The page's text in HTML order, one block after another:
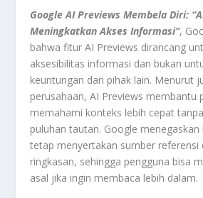
Google AI Previews Membela Diri:
Meningkatkan Akses Informasi”,
bahwa fitur AI Previews dirancang
aksesibilitas informasi dan bukan
keuntungan dari pihak lain. Menurut
perusahaan, AI Previews membantu
memahami konteks lebih cepat
puluhan tautan. Google
tetap menyertakan sumber referensi
ringkasan, sehingga pengguna bisa
asal jika ingin membaca lebih dalam.